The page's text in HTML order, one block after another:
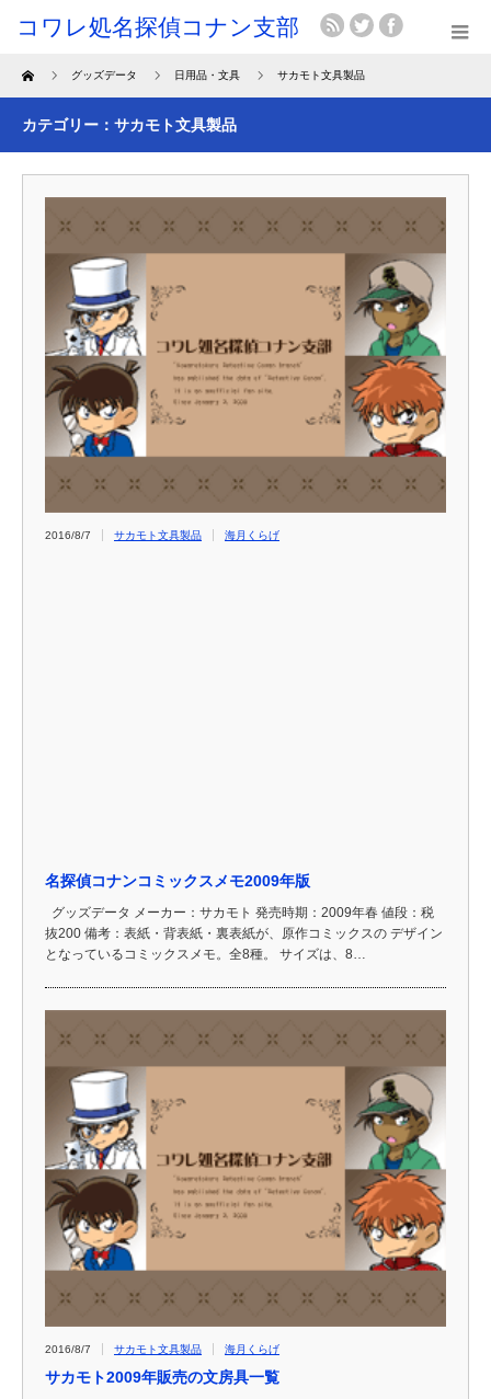
Home グッズデータ 日用品・文具 サカモト文具製品
カテゴリー：サカモト文具製品
2016/8/7 サカモト文具製品 海月くらげ
名探偵コナンコミックスメモ2009年版
グッズデータ メーカー：サカモト 発売時期：2009年春 値段：税
抜200 備考：表紙・背表紙・裏表紙が、原作コミックスの デザイン
となっているコミックスメモ。全8種。 サイズは、8…
2016/8/7 サカモト文具製品 海月くらげ
サカモト2009年販売の文房具一覧